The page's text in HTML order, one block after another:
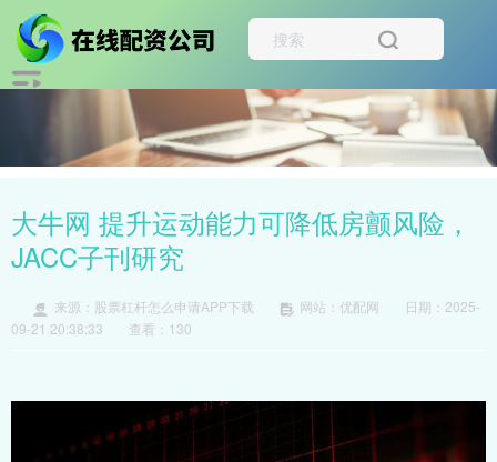
大牛网 提升运动能力可降低房颤风险，
JACC子刊研究
来源：股票杠杆怎么申请APP下载 网站：优配网
日期：2025-
09-21 20:38:33
查看：130